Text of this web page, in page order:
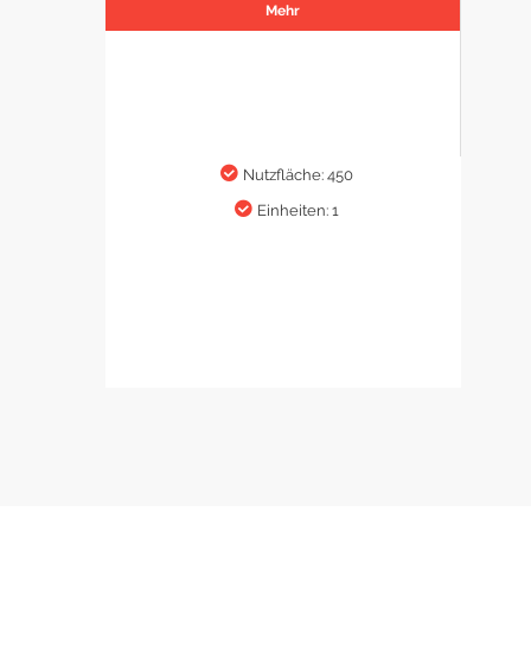
Mehr
Nutzfläche: 450
Einheiten: 1